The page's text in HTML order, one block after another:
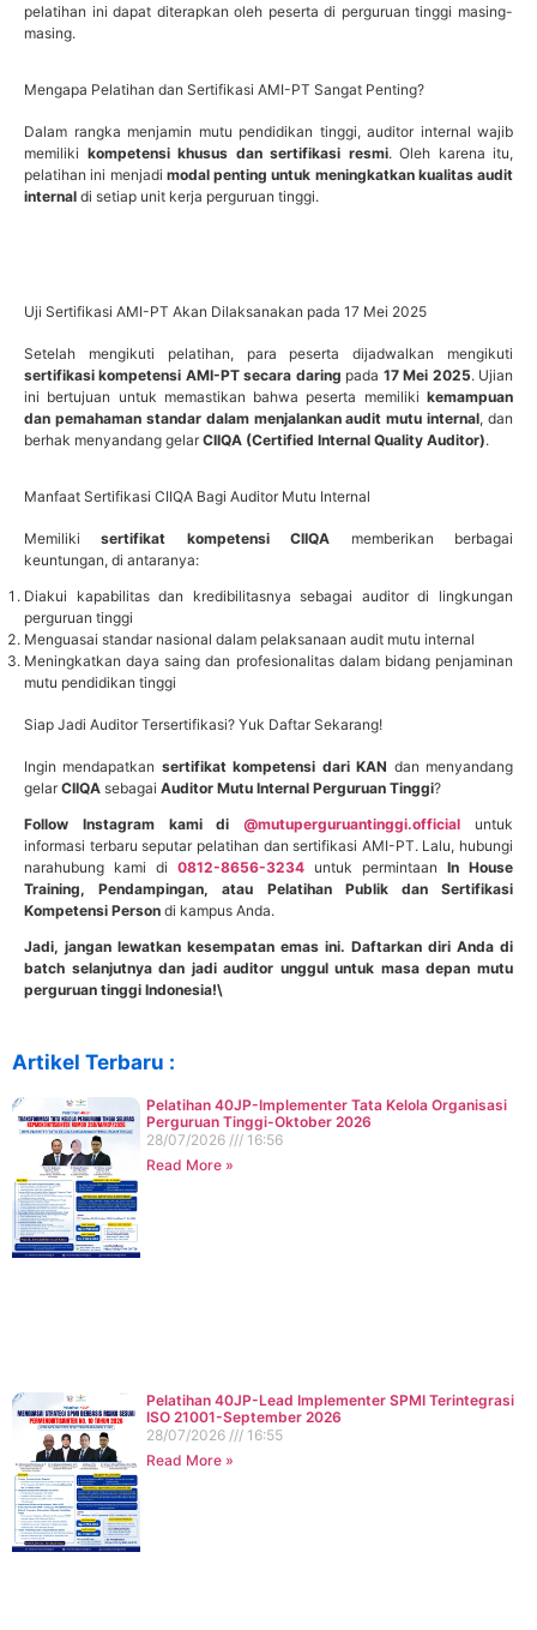
pelatihan ini dapat diterapkan oleh peserta di perguruan tinggi masing-
masing.
Mengapa Pelatihan dan Sertifikasi AMI-PT Sangat Penting?
Dalam rangka menjamin mutu pendidikan tinggi, auditor internal wajib
memiliki kompetensi khusus dan sertifikasi resmi. Oleh karena itu,
pelatihan ini menjadi modal penting untuk meningkatkan kualitas audit
internal di setiap unit kerja perguruan tinggi.
Uji Sertifikasi AMI-PT Akan Dilaksanakan pada 17 Mei 2025
Setelah mengikuti pelatihan, para peserta dijadwalkan mengikuti
sertifikasi kompetensi AMI-PT secara daring pada 17 Mei 2025. Ujian
ini bertujuan untuk memastikan bahwa peserta memiliki kemampuan
dan pemahaman standar dalam menjalankan audit mutu internal, dan
berhak menyandang gelarCIIQA (Certified Internal Quality Auditor).
Manfaat Sertifikasi CIIQA Bagi Auditor Mutu Internal
Memilikisertifikat kompetensi CIIQA memberikan berbagai
keuntungan, di antaranya:
Diakui kapabilitas dan kredibilitasnya sebagai auditor di lingkungan
perguruan tinggi
Menguasai standar nasional dalam pelaksanaan audit mutu internal
Meningkatkan daya saing dan profesionalitas dalam bidang penjaminan
mutu pendidikan tinggi
Siap Jadi Auditor Tersertifikasi? Yuk Daftar Sekarang!
Ingin mendapatkan sertifikat kompetensi dari KAN dan menyandang
gelarCIIQA sebagai Auditor Mutu Internal Perguruan Tinggi?
Follow Instagram kami di@mutuperguruantinggi.official untuk
informasi terbaru seputar pelatihan dan sertifikasi AMI-PT. Lalu, hubungi
narahubung kami di 0812-8656-3234 untuk permintaan In House
Training, Pendampingan, atau Pelatihan Publik dan Sertifikasi
Kompetensi Person di kampus Anda.
Jadi, jangan lewatkan kesempatan emas ini. Daftarkan diri Anda di
batch selanjutnya dan jadi auditor unggul untuk masa depan mutu
perguruan tinggi Indonesia!\
Artikel Terbaru :
Pelatihan 40JP-Implementer Tata Kelola Organisasi
Perguruan Tinggi-Oktober 2026
28/07/2026
16:56
Read More »
Pelatihan 40JP-Lead Implementer SPMI Terintegrasi
ISO 21001-September 2026
28/07/2026
16:55
Read More »